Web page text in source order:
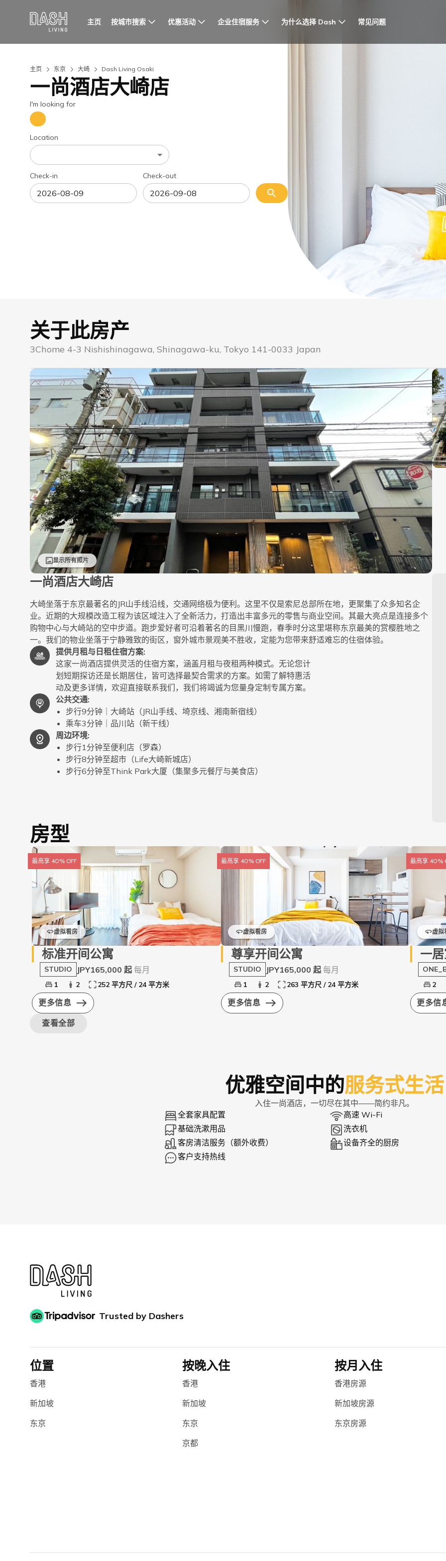
主页 按城市搜索 优惠活动 企业住宿服务 为什么选择 Dash 常见问题
主页 东京 大崎 Dash Living Osaki
一尚酒店大崎店
I'm looking for
Location
Check-in Check-out
关于此房产
3Chome 4-3 Nishishinagawa, Shinagawa-ku, Tokyo 141-0033 Japan
显示所有照片
一尚酒店大崎店
大崎坐落于东京最著名的JR山手线沿线，交通网络极为便利。这里不仅是索尼总部所在地，更聚集了众多知名企
业。近期的大规模改造工程为该区域注入了全新活力，打造出丰富多元的零售与商业空间。其最大亮点是连接多个
购物中心与大崎站的空中步道。跑步爱好者可沿着著名的目黑川慢跑，春季时分这里堪称东京最美的赏樱胜地之
一。我们的物业坐落于宁静雅致的街区，窗外城市景观美不胜收，定能为您带来舒适难忘的住宿体验。
提供月租与日租住宿方案:
这家一尚酒店提供灵活的住宿方案，涵盖月租与夜租两种模式。无论您计
划短期探访还是长期居住，皆可选择最契合需求的方案。如需了解特惠活
动及更多详情，欢迎直接联系我们，我们将竭诚为您量身定制专属方案。
公共交通:
步行9分钟｜大崎站（JR山手线、埼京线、湘南新宿线）
乘车3分钟｜品川站（新干线）
周边环境:
步行1分钟至便利店（罗森）
步行8分钟至超市（Life大崎新城店）
步行6分钟至Think Park大厦（集聚多元餐厅与美食店）
房型
最高享 40% OFF
虚拟看房
标准开间公寓
STUDIO JPY165,000 起 每月
1 2 252 平方尺 / 24 平方米
更多信息
最高享 40% OFF
虚拟看房
尊享开间公寓
STUDIO JPY165,000 起 每月
1 2 263 平方尺 / 24 平方米
更多信息
最高享 40%
虚拟
一
2
更多信
查看全部
优雅空间中的服务式生活
入住一尚酒店，一切尽在其中——简约非凡。
全套家具配置
高速 Wi-Fi
基础洗漱用品
洗衣机
客房清洁服务（额外收费）
设备齐全的厨房
客户支持热线
Trusted by Dashers
位置
香港
新加坡
东京
按晚入住
香港
新加坡
东京
京都
按月入住
香港房源
新加坡房源
东京房源